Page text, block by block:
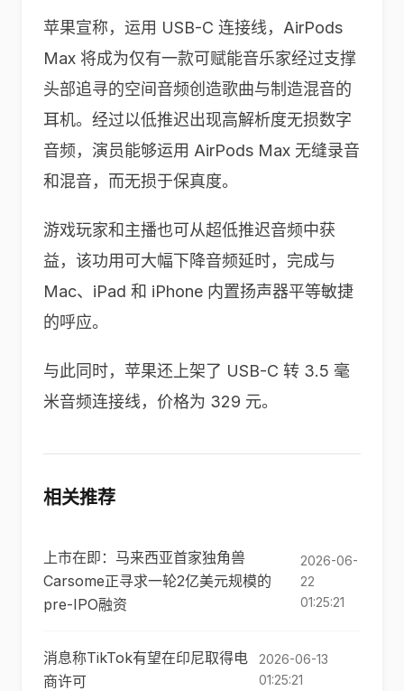
苹果宣称，运用 USB-C 连接线，AirPods
Max 将成为仅有一款可赋能音乐家经过支撑
头部追寻的空间音频创造歌曲与制造混音的
耳机。经过以低推迟出现高解析度无损数字
音频，演员能够运用 AirPods Max 无缝录音
和混音，而无损于保真度。
游戏玩家和主播也可从超低推迟音频中获
益，该功用可大幅下降音频延时，完成与
Mac、iPad 和 iPhone 内置扬声器平等敏捷
的呼应。
与此同时，苹果还上架了 USB-C 转 3.5 毫
米音频连接线，价格为 329 元。
相关推荐
上市在即：马来西亚首家独角兽
Carsome正寻求一轮2亿美元规模的
pre-IPO融资
2026-06-
22
01:25:21
消息称TikTok有望在印尼取得电
商许可
2026-06-13
01:25:21